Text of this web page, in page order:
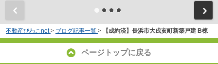
不動産びわこnet > ブログ記事一覧 > 【成約済】長浜市大戌亥町新築戸建 B棟
ページトップに戻る